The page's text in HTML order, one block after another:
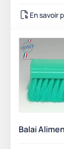
En savoir
Balai